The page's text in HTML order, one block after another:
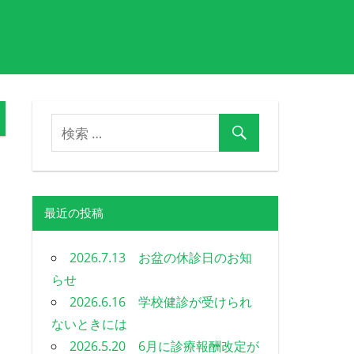
最近の投稿
2026.7.13 お盆の休診日のお知
らせ
2026.6.16 学校健診が受けられ
ないときには
2026.5.20 6月に診療報酬改定が